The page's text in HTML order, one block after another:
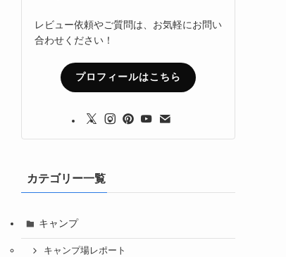
レビュー依頼やご質問は、お気軽にお問い
合わせください！
プロフィールはこちら
カテゴリー一覧
キャンプ
キャンプ場レポート